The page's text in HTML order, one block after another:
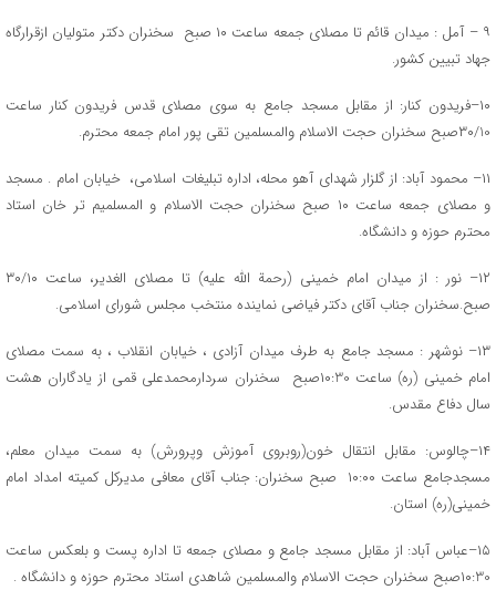
۹ – آمل : میدان قائم تا مصلای جمعه ساعت ۱۰ صبح سخنران دکتر متولیان ازقرارگاه
جهاد تبیین کشور.
۱۰–فریدون کنار: از مقابل مسجد جامع به سوی مصلای قدس فریدون کنار ساعت
۳۰/10صبح سخنران حجت الاسلام والمسلمین تقی پور امام جمعه محترم.
۱۱– محمود آباد: از گلزار شهدای آهو محله، اداره تبلیغات اسلامی، خیابان امام . مسجد
و مصلای جمعه ساعت ۱۰ صبح سخنران حجت الاسلام و المسلمیم تر خان استاد
محترم حوزه و دانشگاه.
۱۲– نور : از میدان امام خمینی (رحمة الله علیه) تا مصلای الغدیر، ساعت ۳۰/۱۰
صبح.سخنران جناب آقای دکتر فیاضی نماینده منتخب مجلس شورای اسلامی.
۱۳– نوشهر : مسجد جامع به طرف میدان آزادی ، خیابان انقلاب ، به سمت مصلای
امام خمینی (ره) ساعت ۱۰:30صبح سخنران سردارمحمدعلی قمی از یادگاران هشت
سال دفاع مقدس.
۱۴–چالوس: مقابل انتقال خون(روبروی آموزش وپرورش) به سمت میدان معلم،
مسجدجامع ساعت ۱۰:۰۰ صبح سخنران: جناب آقای معافی مدیرکل کمیته امداد امام
خمینی(ره) استان.
۱۵–عباس آباد: از مقابل مسجد جامع و مصلای جمعه تا اداره پست و بلعکس ساعت
۱۰:30صبح سخنران حجت الاسلام والمسلمین شاهدی استاد محترم حوزه و دانشگاه .